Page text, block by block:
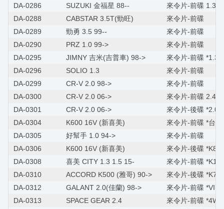
DA-0286
SUZUKI 金福星 88--
來令片-前碟 1.3
DA-0288
CABSTAR 3.5T(勁旺)
來令片-前碟
DA-0289
勁勇 3.5 99--
來令片-前碟
DA-0290
PRZ 1.0 99->
來令片-前碟
DA-0295
JIMNY 吉米(吉普車) 98->
來令片-前碟 *1.3*
DA-0296
SOLIO 1.3
來令片-前碟
DA-0299
CR-V 2.0 98->
來令片-前碟
DA-0300
CR-V 2.0 06->
來令片-前碟 2.4
DA-0301
CR-V 2.0 06->
來令片-後碟 *2.0/
DA-0304
K600 16V (新喜美)
來令片-前碟 *台裝
DA-0305
好幫手 1.0 94->
來令片-前碟
DA-0306
K600 16V (新喜美)
來令片-後碟 *K8/
DA-0308
喜美 CITY 1.3 1.5 15-
來令片-前碟
DA-0310
ACCORD K500 (雅哥) 90->
來令片-後碟 *K7/
DA-0312
GALANT 2.0(佳蘭) 98->
來令片-前碟
DA-0313
SPACE GEAR 2.4
來令片-前碟